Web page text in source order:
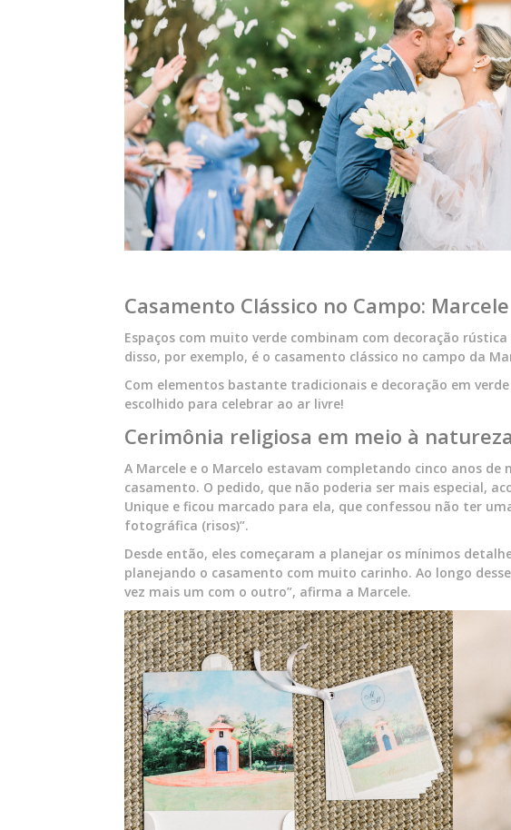
Casamento Clássico no Campo:
Espaços com muito verde combinam com decoração
disso, por exemplo, é o casamento clássico no campo da
Com elementos bastante tradicionais e decoração em
escolhido para celebrar ao ar livre!
Cerimônia religiosa em meio à natureza
A Marcele e o Marcelo estavam completando cinco anos
casamento. O pedido, que não poderia ser mais especial,
Unique e ficou marcado para ela, que confessou não ter
fotográfica (risos)”.
Desde então, eles começaram a planejar os mínimos
planejando o casamento com muito carinho. Ao longo
vez mais um com o outro”, afirma a Marcele.